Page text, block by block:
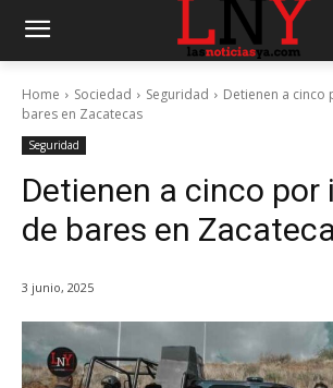
Home Sociedad Seguridad
Detienen a cinco
bares en Zacatecas
Seguridad
Detienen a cinco por
de bares en
3 junio, 2025